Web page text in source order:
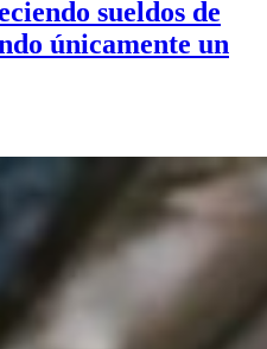
sueldos de
únicamente un